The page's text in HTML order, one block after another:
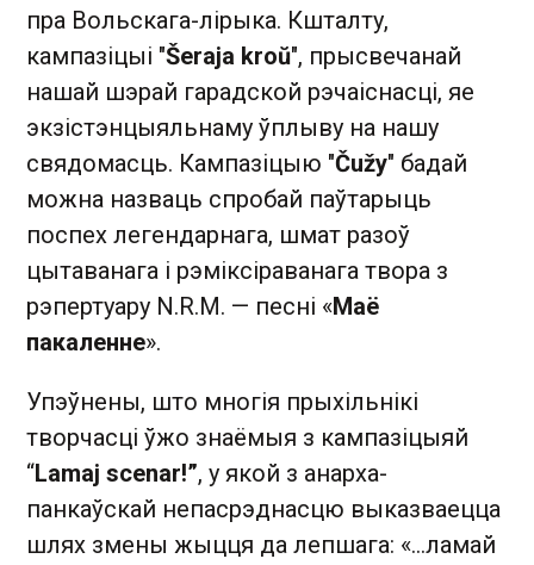
пра Вольскага-лірыка. Кшталту,
кампазіцыі "Šeraja kroŭ", прысвечанай
нашай шэрай гарадской рэчаіснасці, яе
экзістэнцыяльнаму ўплыву на нашу
свядомасць. Кампазіцыю "Čužy" бадай
можна назваць спробай паўтарыць
поспех легендарнага, шмат разоў
цытаванага і рэміксіраванага твора з
рэпертуару N.R.M. — песні «Маё
пакаленне».
Упэўнены, што многія прыхільнікі
творчасці ўжо знаёмыя з кампазіцыяй
“Lamaj scenar!”, у якой з анарха-
панкаўскай непасрэднасцю выказваецца
шлях змены жыцця да лепшага: «…ламай